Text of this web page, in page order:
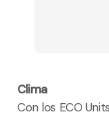
Clima
Con los ECO